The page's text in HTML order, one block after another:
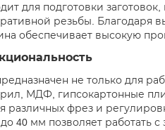
для подготовки
резьбы. Благодаря
обеспечивает высокую
не только для
МДФ, гипсокартонные
различных фрез и
40 мм позволяет работать